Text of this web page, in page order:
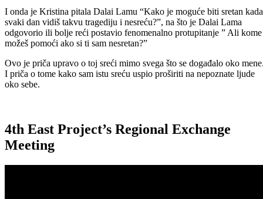
I onda je Kristina pitala Dalai Lamu “Kako je moguće biti sretan kada
svaki dan vidiš takvu tragediju i nesreću?”, na što je Dalai Lama
odgovorio ili bolje reći postavio fenomenalno protupitanje ” Ali kome
možeš pomoći ako si ti sam nesretan?”
Ovo je priča upravo o toj sreći mimo svega što se događalo oko
I priča o tome kako sam istu sreću uspio proširiti na nepoznate ljude
oko sebe.
4th East Project’s Regional Exchange
Meeting